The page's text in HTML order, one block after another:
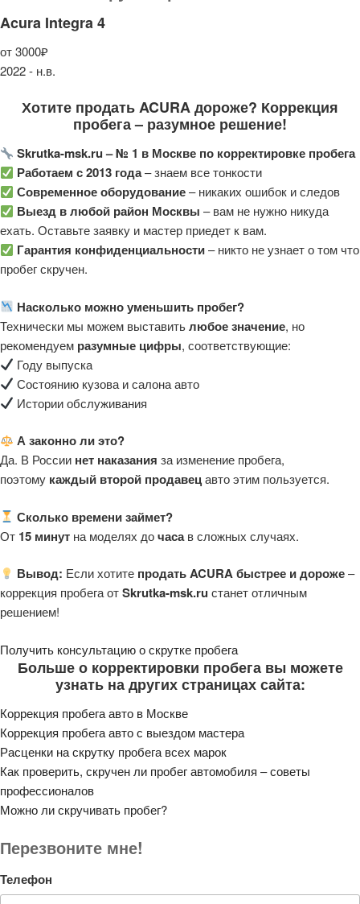
Acura Integra 4
от 3000₽
2022 - н.в.
Хотите продать ACURA дороже? Коррекция
пробега – разумное решение!
Skrutka-msk.ru – № 1 в Москве по корректировке пробега
Работаем с 2013 года– знаем все тонкости
Современное оборудование– никаких ошибок и следов
Выезд в любой район Москвы – вам не нужно никуда
ехать. Оставьте заявку и мастер приедет к вам.
Гарантия конфиденциальности– никто не узнает о том что
пробег скручен.
Насколько можно уменьшить пробег?
Технически мы можем выставитьлюбое значение, но
рекомендуем разумные цифры, соответствующие:
Году выпуска
Состоянию кузова и салона авто
Истории обслуживания
А законно ли это?
Да. В России нет наказания за изменение пробега,
поэтому каждый второй продавецавто этим пользуется.
Сколько времени займет?
От 15 минут на моделях дочасав сложных случаях.
Вывод: Если хотите продать ACURA быстрее и дороже–
коррекция пробега отSkrutka-msk.ru станет отличным
решением!
Получить консультацию о скрутке пробега
Больше о корректировки пробега вы можете
узнать на других страницах сайта:
Коррекция пробега авто в Москве
Коррекция пробега авто с выездом мастера
Расценки на скрутку пробега всех марок
Как проверить, скручен ли пробег автомобиля – советы
профессионалов
Можно ли скручивать пробег?
Перезвоните мне!
Телефон